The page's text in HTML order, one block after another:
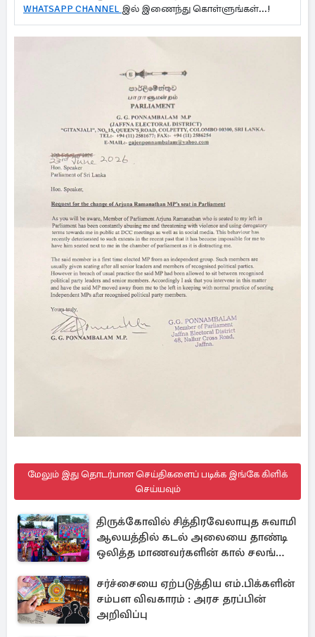
WHATSAPP CHANNEL இல் இணைந்து கொள்ளுங்கள்...!
மேலும் இது தொடர்பான செய்திகளைப் படிக்க இங்கே கிளிக்
செய்யவும்
திருக்கோவில் சித்திரவேலாயுத சுவாமி
ஆலயத்தில் கடல் அலையை தாண்டி
ஒலித்த மாணவர்களின் கால் சலங்கை
சர்ச்சையை ஏற்படுத்திய எம்.பிக்களின்
சம்பள விவகாரம் : அரச தரப்பின்
அறிவிப்பு